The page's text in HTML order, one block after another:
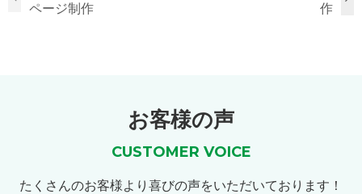
ページ制作
作
お客様の声
CUSTOMER VOICE
たくさんのお客様より喜びの声をいただいております！